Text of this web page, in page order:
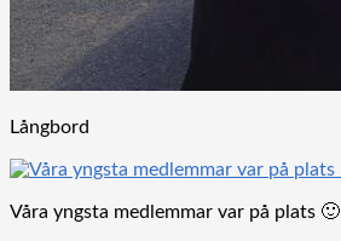
Långbord
Våra yngsta medlemmar var på plats 🙂